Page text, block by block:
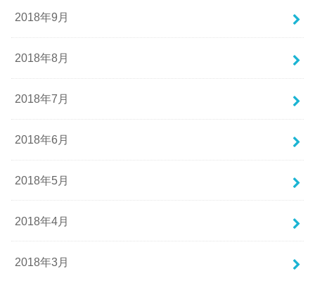
2018年9月
2018年8月
2018年7月
2018年6月
2018年5月
2018年4月
2018年3月